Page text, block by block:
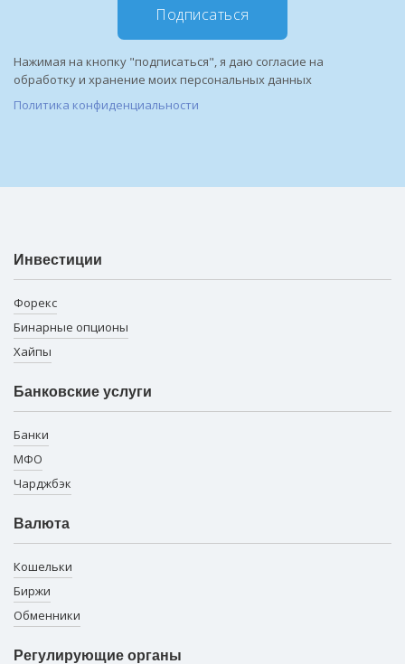
Подписаться
Нажимая на кнопку "подписаться", я даю согласие на
обработку и хранение моих персональных данных
Политика конфиденциальности
Инвестиции
Форекс
Бинарные опционы
Хайпы
Банковские услуги
Банки
МФО
Чарджбэк
Валюта
Кошельки
Биржи
Обменники
Регулирующие органы